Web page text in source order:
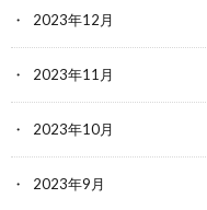
2023年12月
2023年11月
2023年10月
2023年9月